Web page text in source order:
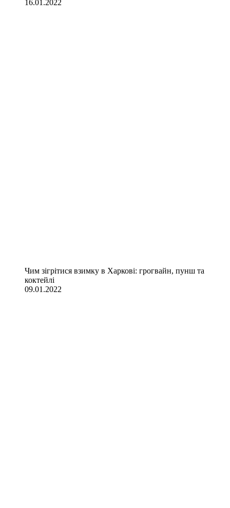
16.01.2022
Чим зігрітися взимку в Харкові: грогвайн, пунш та
коктейлі
09.01.2022